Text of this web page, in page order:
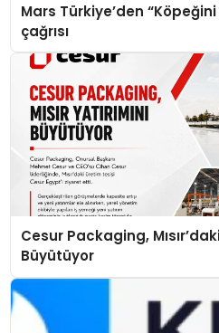
Mars Türkiye’den
çağrısı
Cesur Packaging,
Büyütüyor